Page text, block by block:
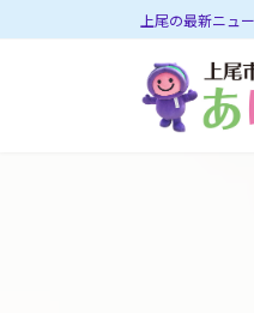
ン
ビ
上尾の最新ニュ